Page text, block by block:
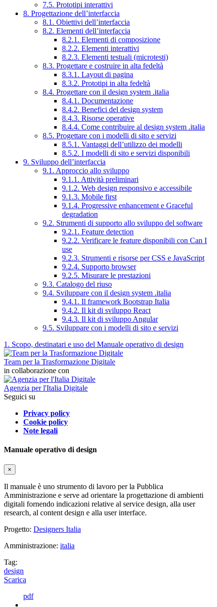
7.5. Prototipi interattivi
8. Progettazione dell’interfaccia
8.1. Obiettivi dell’interfaccia
8.2. Elementi dell’interfaccia
8.2.1. Elementi di composizione
8.2.2. Elementi interattivi
8.2.3. Elementi testuali (microtesti)
8.3. Progettare e costruire in alta fedeltà
8.3.1. Layout di pagina
8.3.2. Prototipi in alta fedeltà
8.4. Progettare con il design system .italia
8.4.1. Documentazione
8.4.2. Benefici del design system
8.4.3. Risorse operative
8.4.4. Come contribuire al design system .italia
8.5. Progettare con i modelli di sito e servizi
8.5.1. Vantaggi dell’utilizzo dei modelli
8.5.2. I modelli di sito e servizi disponibili
9. Sviluppo dell’interfaccia
9.1. Approccio allo sviluppo
9.1.1. Attività preliminari
9.1.2. Web design responsivo e accessibile
9.1.3. Mobile first
9.1.4. Progressive enhancement e Graceful
degradation
9.2. Strumenti di supporto allo sviluppo del software
9.2.1. Feature detection
9.2.2. Verificare le feature disponibili con Can I
use
9.2.3. Strumenti e risorse per CSS e JavaScript
9.2.4. Supporto browser
9.2.5. Misurare le prestazioni
9.3. Catalogo del riuso
9.4. Sviluppare con il design system .italia
9.4.1. Il framework Bootstrap Italia
9.4.2. Il kit di sviluppo React
9.4.3. Il kit di sviluppo Angular
9.5. Sviluppare con i modelli di sito e servizi
1. Scopo, destinatari e uso del Manuale operativo di design
Team per la Trasformazione Digitale
in collaborazione con
Agenzia per l'Italia Digitale
Seguici su
Privacy policy
Cookie policy
Note legali
Manuale operativo di design
×
Il manuale è uno strumento di lavoro per la Pubblica
Amministrazione e serve ad orientare la progettazione di ambienti
digitali fornendo indicazioni relative al service design, alla user
research, al content design e alla user interface.
Progetto: Designers Italia
Amministrazione: italia
Tag:
design
Scarica
pdf